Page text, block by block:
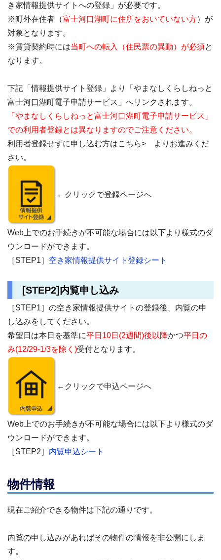
き家情報提供サイトへの登録」が必要です。
※町外在住者（富士河口湖町に住所をおいていない方）が
対象となります。
※賃貸契約時には当町への転入（住民票の異動）が必須と
なります。
下記「情報提供サイト登録」より「やまなしくらしねっと
富士河口湖町電子申請サービス」へリンクされます。
「やまなしくらしねっと富士河口湖町電子申請サービス」
での利用者登録とは異なりますのでご注意ください。
利用者登録せずに申し込む方はこちら> よりお進みくだ
さい。
←クリックで登録ページへ
Web 上でのお手続きが不可能な場合には以下より様式のダ
ウンロードができます。
［STEP1］ 空き家情報提供サイト登録シート
[STEP2]内覧申し込み
［STEP1］の空き家情報提供サイトの登録後、内覧の申
し込みをしてください。
希望日は本日を基準に平日10日(2週間)後以降かつ平日の
み(12/29-1/3を除く)受付となります。
←クリックで申込ページへ
Web 上でのお手続きが不可能な場合には以下より様式のダ
ウンロードができます。
［STEP2］ 内覧申込シート
物件情報
現在ご紹介できる物件は下記の通りです。
内覧の申し込みがあればその物件の情報を非公開にしま
す。